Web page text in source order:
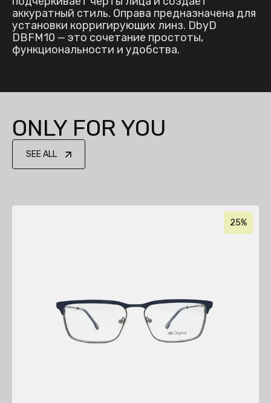
аккуратный стиль. Оправа предназначена для
установки корригирующих линз. DbyD
DBFM10 — это сочетание простоты,
функциональности и удобства.
ONLY FOR YOU
SEE ALL
25%